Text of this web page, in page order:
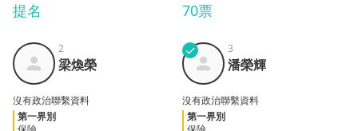
提名 70票
梁煥
榮
2
梁煥榮
沒有政治聯繫資料
第一界別
潘榮
輝
✓ 3
潘榮輝
沒有政治聯繫資料
第一界別